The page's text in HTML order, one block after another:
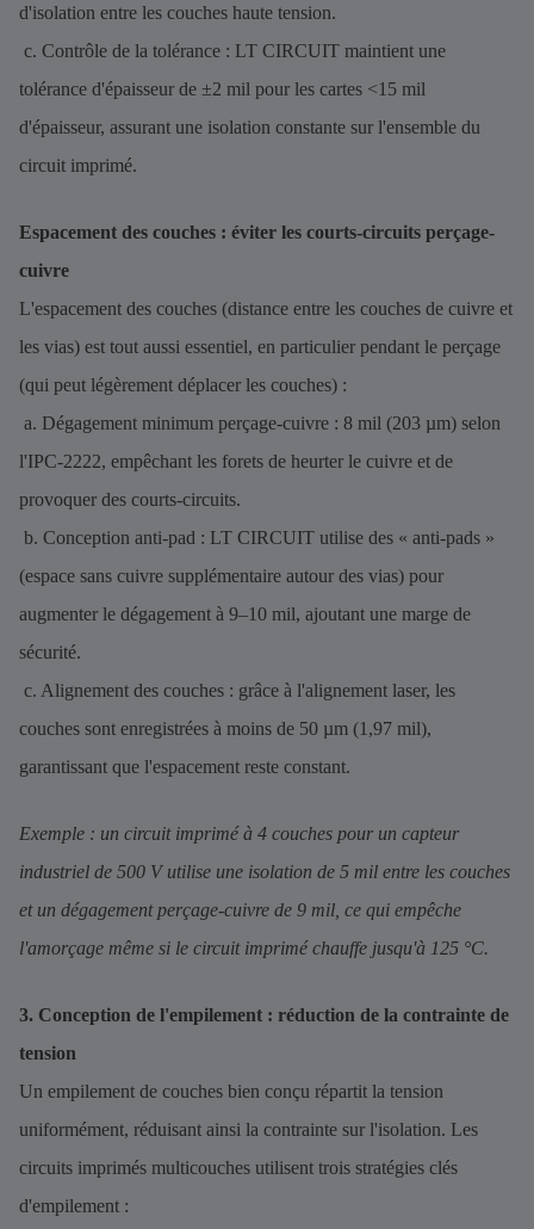
d'isolation entre les couches haute tension.
c. Contrôle de la tolérance : LT CIRCUIT maintient une
tolérance d'épaisseur de ±2 mil pour les cartes <15 mil
d'épaisseur, assurant une isolation constante sur l'ensemble du
circuit imprimé.
Espacement des couches : éviter les courts-circuits perçage-
cuivre
L'espacement des couches (distance entre les couches de cuivre et
les vias) est tout aussi essentiel, en particulier pendant le perçage
(qui peut légèrement déplacer les couches) :
a. Dégagement minimum perçage-cuivre : 8 mil (203 µm) selon
l'IPC-2222, empêchant les forets de heurter le cuivre et de
provoquer des courts-circuits.
b. Conception anti-pad : LT CIRCUIT utilise des « anti-pads »
(espace sans cuivre supplémentaire autour des vias) pour
augmenter le dégagement à 9–10 mil, ajoutant une marge de
sécurité.
c. Alignement des couches : grâce à l'alignement laser, les
couches sont enregistrées à moins de 50 µm (1,97 mil),
garantissant que l'espacement reste constant.
Exemple : un circuit imprimé à 4 couches pour un capteur
industriel de 500 V utilise une isolation de 5 mil entre les couches
et un dégagement perçage-cuivre de 9 mil, ce qui empêche
l'amorçage même si le circuit imprimé chauffe jusqu'à 125 °C.
3. Conception de l'empilement : réduction de la contrainte de
tension
Un empilement de couches bien conçu répartit la tension
uniformément, réduisant ainsi la contrainte sur l'isolation. Les
circuits imprimés multicouches utilisent trois stratégies clés
d'empilement :